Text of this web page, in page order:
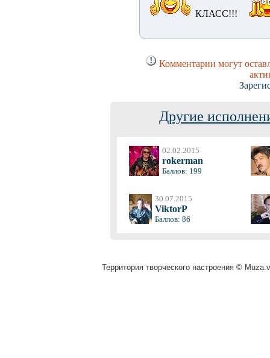
КЛАСС!!!
Комментарии могут
Другие
02.02.2015
rokerman
Баллов: 199
30.07.2015
ViktorP
Баллов: 86
Территория творческого настроения ©